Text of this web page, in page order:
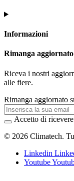
Informazioni
Rimanga
Riceva i nostri
alle fiere.
Rimanga aggiornato
Accetto di
© 2026 Climatech.
Linkedin
Youtube